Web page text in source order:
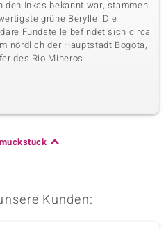
den Inkas bekannt war, stammen
grüne Berylle. Die
Fundstelle befindet sich circa
nördlich der Hauptstadt Bogota,
des Rio Mineros.
Kunden: